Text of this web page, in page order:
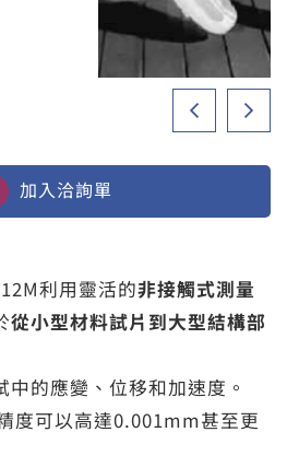
加入洽詢單
利用靈活的非接觸式測量
從小型材料試片到大型結構部
的應變、位移和加速度。
度可以高達0.001mm甚至更